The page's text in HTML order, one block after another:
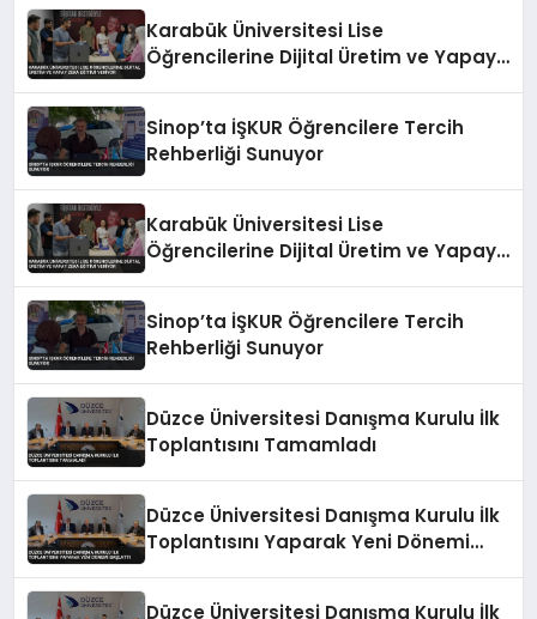
Karabük Üniversitesi Lise
Öğrencilerine Dijital Üretim ve Yapay
Sinop’ta İŞKUR Öğrencilere Tercih
Rehberliği Sunuyor
Karabük Üniversitesi Lise
Öğrencilerine Dijital Üretim ve Yapay
Sinop’ta İŞKUR Öğrencilere Tercih
Rehberliği Sunuyor
Düzce Üniversitesi Danışma Kurulu İlk
Toplantısını Tamamladı
Düzce Üniversitesi Danışma Kurulu İlk
Toplantısını Yaparak Yeni Dönemi
Düzce Üniversitesi Danışma Kurulu İlk